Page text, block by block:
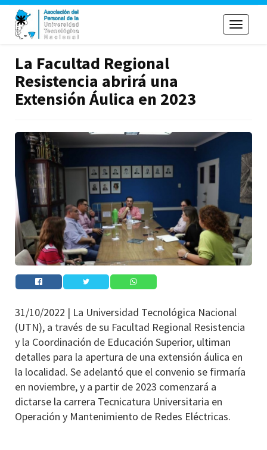
Toggle
La Facultad Regional
Resistencia abrirá una
Extensión Áulica en 2023
31/10/2022 | La Universidad Tecnológica Nacional
(UTN), a través de su Facultad Regional Resistencia
y la Coordinación de Educación Superior, ultiman
detalles para la apertura de una extensión áulica en
la localidad. Se adelantó que el convenio se firmaría
en noviembre, y a partir de 2023 comenzará a
dictarse la carrera Tecnicatura Universitaria en
Operación y Mantenimiento de Redes Eléctricas.